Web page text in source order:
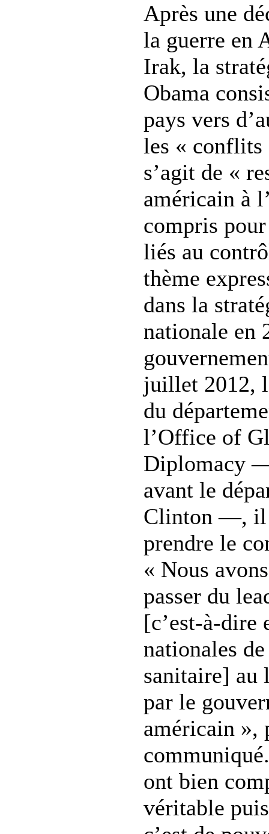
Après une
la guerre en
Irak, la
Obama
pays vers
les « conflits
s’agit de «
américain à
compris
liés au
thème
dans la
nationale en
juillet 2012,
du
l’Office of
Diplomacy
avant le
Clinton —, il
prendre le
« Nous
passer du
[c’est-à-dire
nationales
sanitaire] au
par le
américain »,
ont bien
véritable